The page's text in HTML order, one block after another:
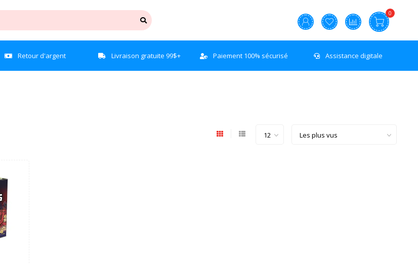
0
Retour d'argent Livraison gratuite 99$+ Paiement 100% sécurisé Assistance digitale